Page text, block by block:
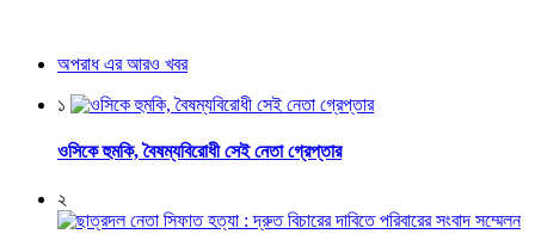
অপরাধ এর আরও খবর
১
ওসিকে হুমকি, বৈষম্যবিরোধী সেই নেতা গ্রেপ্তার
২